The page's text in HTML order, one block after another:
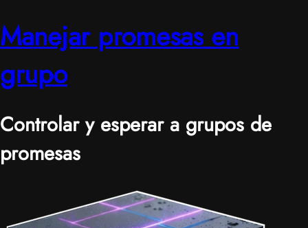
Manejar promesas en
grupo
Controlar y esperar a grupos de
promesas